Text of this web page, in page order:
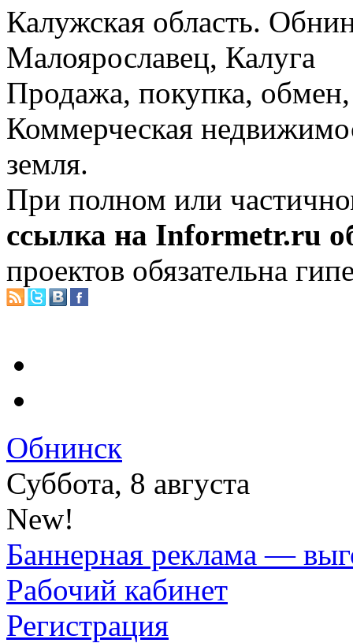
Калужская область.
Малоярославец, Калуга
Продажа, покупка, обмен,
Коммерческая
земля.
При полном или
ссылка на Informetr.ru
проектов обязательна
Обнинск
Суббота, 8 августа
New!
Баннерная реклама —
Рабочий кабинет
Регистрация